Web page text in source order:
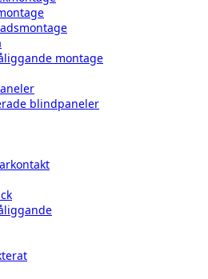
montage
blindpaneler